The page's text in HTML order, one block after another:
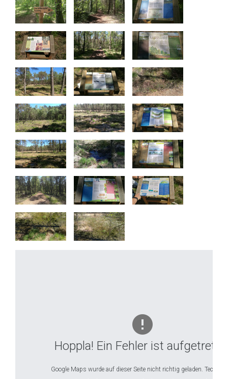
Hoppla! Ein Fehler ist
Google Maps wurde auf dieser Seite nicht richtig geladen.